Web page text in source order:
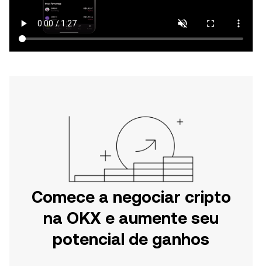
Comece a negociar cripto
na OKX e aumente seu
potencial de ganhos